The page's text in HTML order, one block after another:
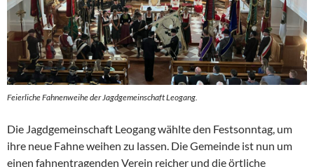
Feierliche Fahnenweihe der Jagdgemeinschaft Leogang.
Die Jagdgemeinschaft Leogang wählte den Festsonntag, um
ihre neue Fahne weihen zu lassen. Die Gemeinde ist nun um
einen fahnentragenden Verein reicher und die örtliche